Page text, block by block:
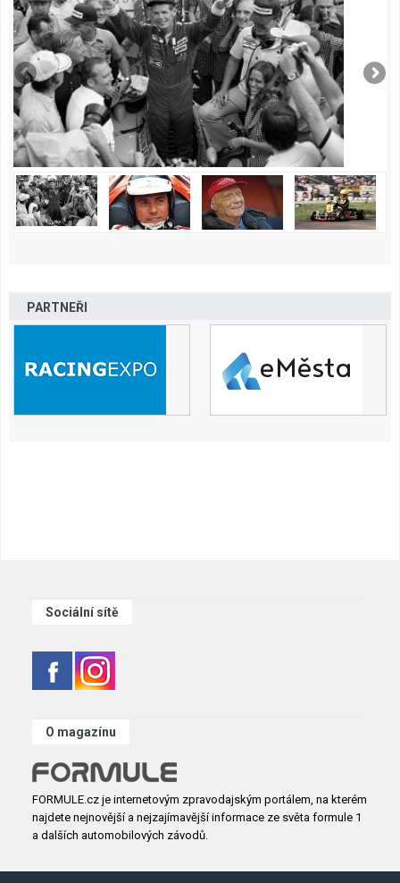
PARTNEŘI
Sociální sítě
O magazínu
FORMULE.cz je internetovým zpravodajským portálem, na kterém
najdete nejnovější a nejzajímavější informace ze světa formule 1
a dalších automobilových závodů.